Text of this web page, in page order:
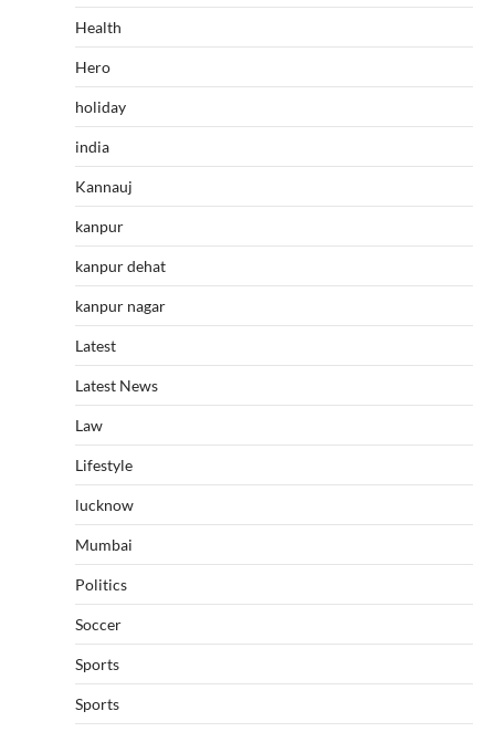
Health
Hero
holiday
india
Kannauj
kanpur
kanpur dehat
kanpur nagar
Latest
Latest News
Law
Lifestyle
lucknow
Mumbai
Politics
Soccer
Sports
Sports